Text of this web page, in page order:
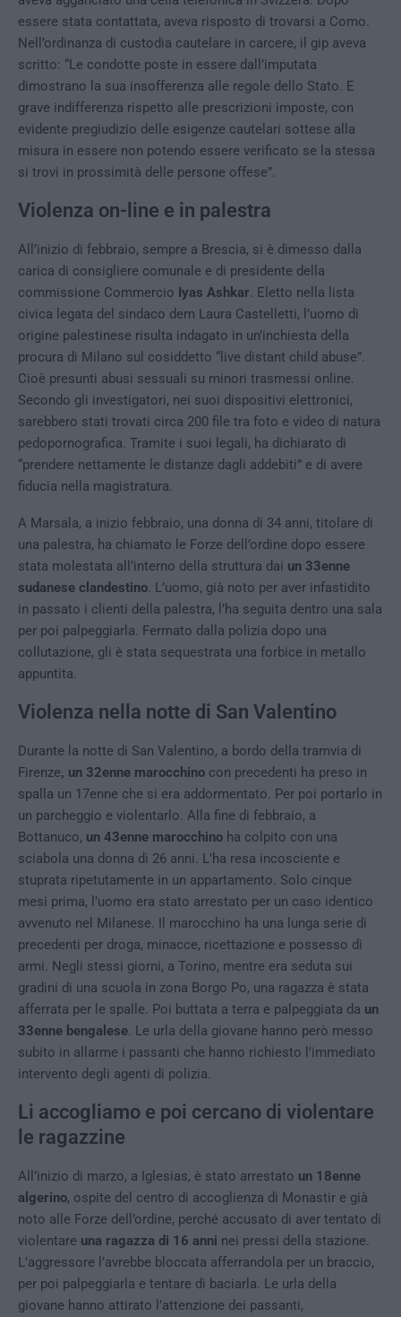
essere stata contattata, aveva risposto di trovarsi a Como.
Nell’ordinanza di custodia cautelare in carcere, il gip aveva
scritto: “Le condotte poste in essere dall’imputata
dimostrano la sua insofferenza alle regole dello Stato. E
grave indifferenza rispetto alle prescrizioni imposte, con
evidente pregiudizio delle esigenze cautelari sottese alla
misura in essere non potendo essere verificato se la stessa
si trovi in prossimità delle persone offese”.
Violenza on-line e in palestra
All’inizio di febbraio, sempre a Brescia, si è dimesso dalla
carica di consigliere comunale e di presidente della
commissione Commercio Iyas Ashkar. Eletto nella lista
civica legata del sindaco dem Laura Castelletti, l’uomo di
origine palestinese risulta indagato in un’inchiesta della
procura di Milano sul cosiddetto “live distant child abuse”.
Cioè presunti abusi sessuali su minori trasmessi online.
Secondo gli investigatori, nei suoi dispositivi elettronici,
sarebbero stati trovati circa 200 file tra foto e video di natura
pedopornografica. Tramite i suoi legali, ha dichiarato di
“prendere nettamente le distanze dagli addebiti” e di avere
fiducia nella magistratura.
A Marsala, a inizio febbraio, una donna di 34 anni, titolare di
una palestra, ha chiamato le Forze dell’ordine dopo essere
stata molestata all’interno della struttura dai un 33enne
sudanese clandestino. L’uomo, già noto per aver infastidito
in passato i clienti della palestra, l’ha seguita dentro una sala
per poi palpeggiarla. Fermato dalla polizia dopo una
collutazione, gli è stata sequestrata una forbice in metallo
appuntita.
Violenza nella notte di San Valentino
Durante la notte di San Valentino, a bordo della tramvia di
Firenze, un 32enne marocchino con precedenti ha preso in
spalla un 17enne che si era addormentato. Per poi portarlo in
un parcheggio e violentarlo. Alla fine di febbraio, a
Bottanuco, un 43enne marocchino ha colpito con una
sciabola una donna di 26 anni. L’ha resa incosciente e
stuprata ripetutamente in un appartamento. Solo cinque
mesi prima, l’uomo era stato arrestato per un caso identico
avvenuto nel Milanese. Il marocchino ha una lunga serie di
precedenti per droga, minacce, ricettazione e possesso di
armi. Negli stessi giorni, a Torino, mentre era seduta sui
gradini di una scuola in zona Borgo Po, una ragazza è stata
afferrata per le spalle. Poi buttata a terra e palpeggiata da un
33enne bengalese. Le urla della giovane hanno però messo
subito in allarme i passanti che hanno richiesto l’immediato
intervento degli agenti di polizia.
Li accogliamo e poi cercano di violentare
le ragazzine
All’inizio di marzo, a Iglesias, è stato arrestato un 18enne
algerino, ospite del centro di accoglienza di Monastir e già
noto alle Forze dell’ordine, perché accusato di aver tentato di
violentare una ragazza di 16 anni nei pressi della stazione.
L’aggressore l’avrebbe bloccata afferrandola per un braccio,
per poi palpeggiarla e tentare di baciarla. Le urla della
giovane hanno attirato l’attenzione dei passanti,